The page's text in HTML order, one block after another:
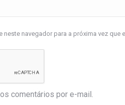
neste navegador para a próxima vez que
comentários por e-mail.